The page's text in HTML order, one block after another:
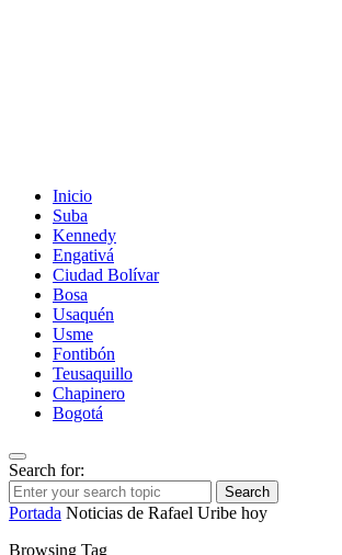
Inicio
Suba
Kennedy
Engativá
Ciudad Bolívar
Bosa
Usaquén
Usme
Fontibón
Teusaquillo
Chapinero
Bogotá
Search for:
Search
Portada Noticias de Rafael Uribe hoy
Browsing Tag